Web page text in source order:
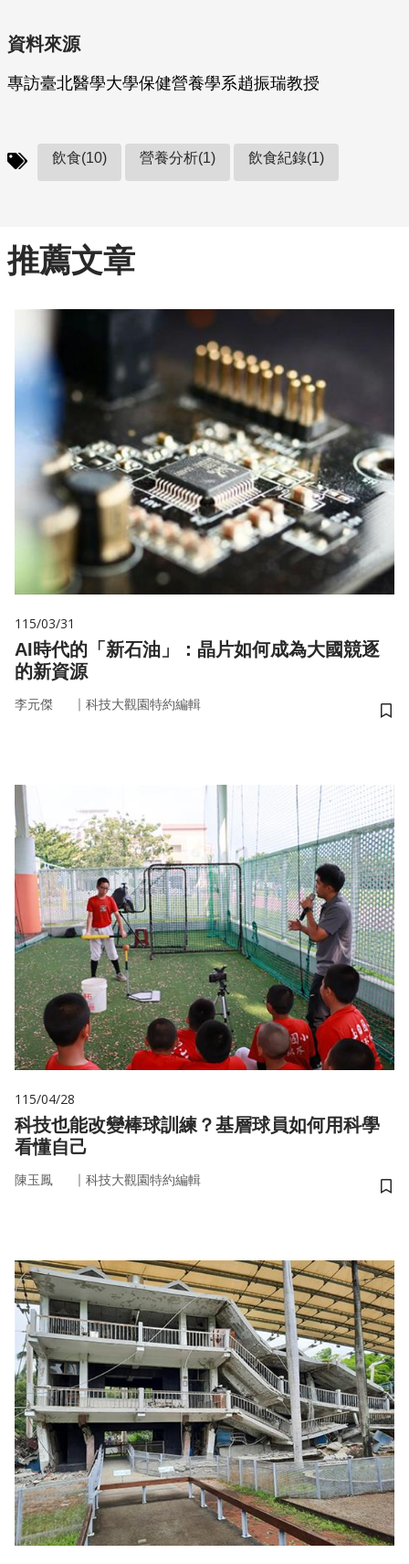
資料來源
專訪臺北醫學大學保健營養學系趙振瑞教授
飲食(10) 營養分析(1) 飲食紀錄(1)
推薦文章
115/03/31
AI時代的「新石油」：晶片如何成為大國競逐
的新資源
李元傑 ｜ 科技大觀園特約編輯
儲
115/04/28
科技也能改變棒球訓練？基層球員如何用科學
看懂自己
陳玉鳳 ｜ 科技大觀園特約編輯
儲